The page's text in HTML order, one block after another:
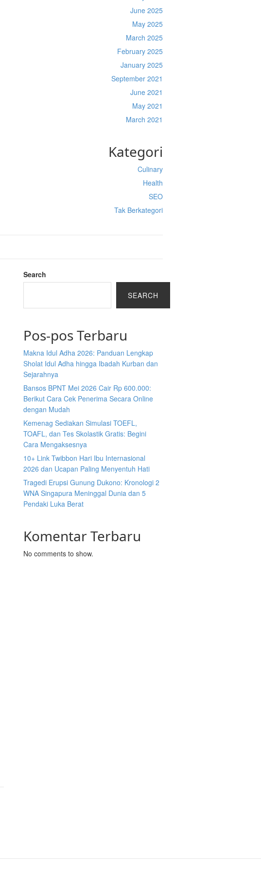
June 2025
May 2025
March 2025
February 2025
January 2025
September 2021
June 2021
May 2021
March 2021
Kategori
Culinary
Health
SEO
Tak Berkategori
Search
SEARCH
Pos-pos Terbaru
Makna Idul Adha 2026: Panduan Lengkap
Sholat Idul Adha hingga Ibadah Kurban dan
Sejarahnya
Bansos BPNT Mei 2026 Cair Rp 600.000:
Berikut Cara Cek Penerima Secara Online
dengan Mudah
Kemenag Sediakan Simulasi TOEFL,
TOAFL, dan Tes Skolastik Gratis: Begini
Cara Mengaksesnya
10+ Link Twibbon Hari Ibu Internasional
2026 dan Ucapan Paling Menyentuh Hati
Tragedi Erupsi Gunung Dukono: Kronologi 2
WNA Singapura Meninggal Dunia dan 5
Pendaki Luka Berat
Komentar Terbaru
No comments to show.